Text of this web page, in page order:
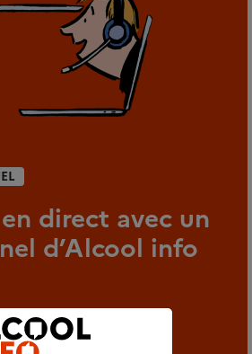
direct avec un
d’Alcool info
anonymat